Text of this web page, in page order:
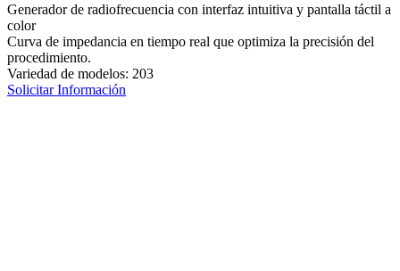
Generador de radiofrecuencia con interfaz intuitiva y pantalla táctil a
color
Curva de impedancia en tiempo real que optimiza la precisión del
procedimiento.
Variedad de modelos: 203
Solicitar Información